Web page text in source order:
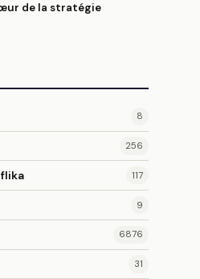
de la stratégie
8
256
117
9
6876
31